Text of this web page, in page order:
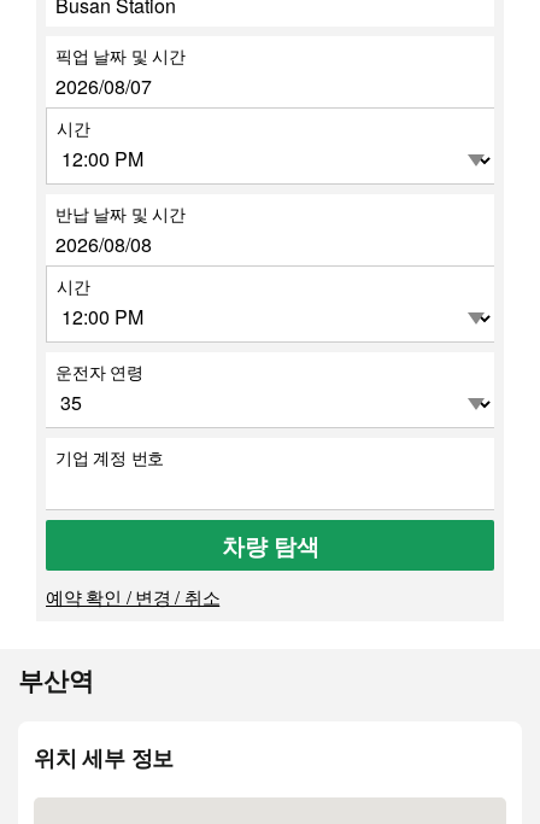
픽업 날짜 및 시간
시간
반납 날짜 및 시간
시간
운전자 연령
기업 계정 번호
차량 탐색
예약 확인 / 변경 / 취소
부산역
위치 세부 정보